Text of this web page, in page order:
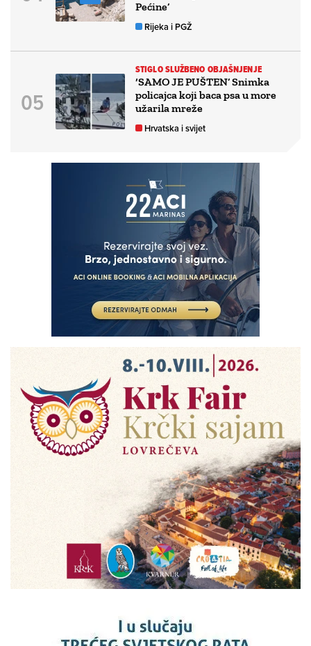
Pećine’
Rijeka i PGŽ
STIGLO SLUŽBENO OBJAŠNJENJE
‘SAMO JE PUŠTEN’ Snimka
policajca koji baca psa u more
užarila mreže
Hrvatska i svijet